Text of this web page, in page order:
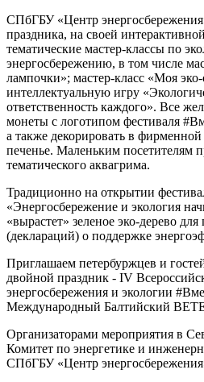
СПбГБУ «Центр
праздника, на своей
тематические мастер-классы по
энергосбережению, в том числе
лампочки»; мастер-класс «Моя
интеллектуальную игру
ответственность каждого». Все
монеты с логотипом фестиваля
а также декорировать в
печенье. Маленьким посетителям
тематического аквагрима.
Традиционно на открытии
«Энергосбережение и экология
«вырастет» зеленое эко-дерево
(деклараций) о поддержке
Приглашаем петербуржцев и
двойной праздник - IV
энергосбережения и экологии
Международный Балтийский
Организаторами мероприятия в
Комитет по энергетике и
СПбГБУ «Центр